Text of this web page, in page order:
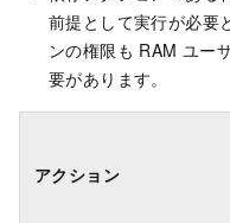
前提として実行が必要
ンの権限も RAM ユー
要があります。
アクション